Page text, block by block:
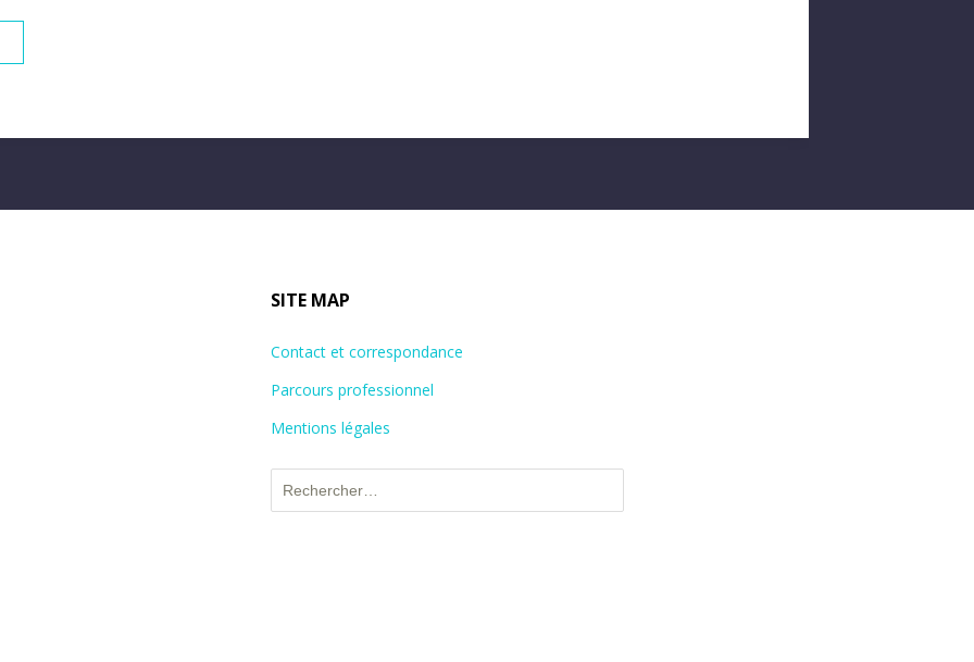
SITE MAP
Contact et correspondance
Parcours professionnel
Mentions légales
Rechercher :